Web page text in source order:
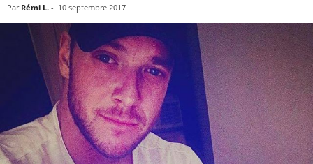
Par Rémi L. - 10 septembre 2017